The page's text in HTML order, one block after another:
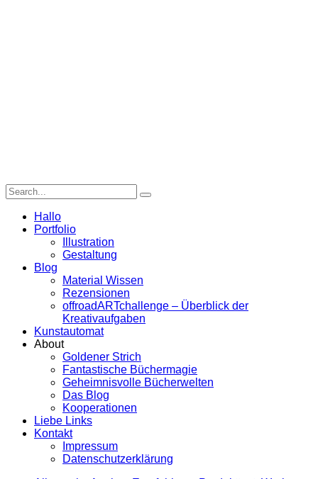
Hallo
Portfolio
Illustration
Gestaltung
Blog
Material Wissen
Rezensionen
offroadARTchallenge – Überblick der
Kreativaufgaben
Kunstautomat
About
Goldener Strich
Fantastische Büchermagie
Geheimnisvolle Bücherwelten
Das Blog
Kooperationen
Liebe Links
Kontakt
Impressum
Datenschutzerklärung